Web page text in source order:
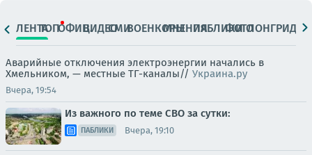
ЛЕНТАТОПОФИЦ.ВИДЕОСМИВОЕНКОРЫМНЕНИЯПАБЛИКИ
ФОТОЛОНГРИДЫ
Аварийные отключения электроэнергии начались в
Хмельником, — местные ТГ-каналы// Украина.ру
Вчера, 19:54
Из важного по теме СВО за сутки:
ПАБЛИКИ Вчера, 19:10